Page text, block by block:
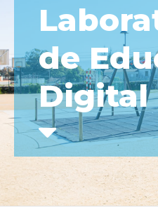
de
Digital